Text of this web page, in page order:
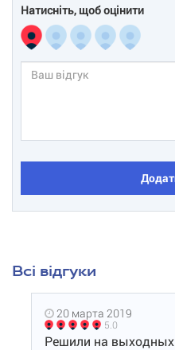
Натисніть, щоб оцінити
Всі відгуки
20 марта 2019
5.0
Решили на выходных